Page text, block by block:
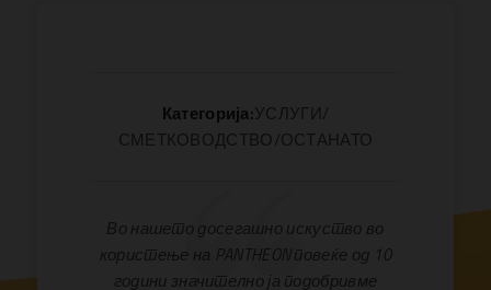
Категорија:УСЛУГИ/
СМЕТКОВОДСТВО/ОСТАНАТО
Во нашето досегашно искуство во
користење на PANTHEON повеќе од 10
години значително ја подобривме